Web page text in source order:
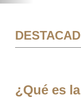
¿Qué es